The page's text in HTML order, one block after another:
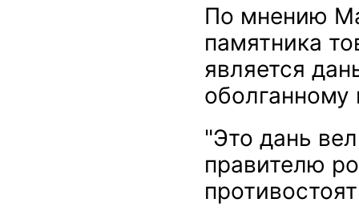
По мнению
памятника
является
оболганному
"Это дань
правителю